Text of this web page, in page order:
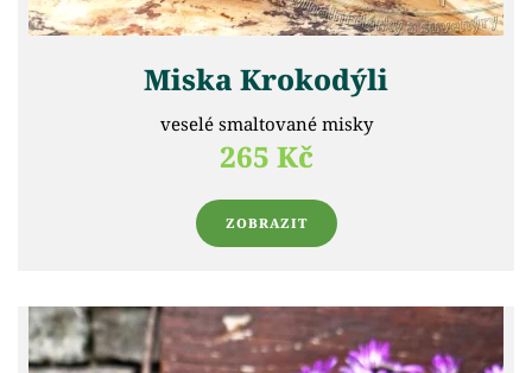
Miska Krokodýli
veselé smaltované misky
265 Kč
ZOBRAZIT